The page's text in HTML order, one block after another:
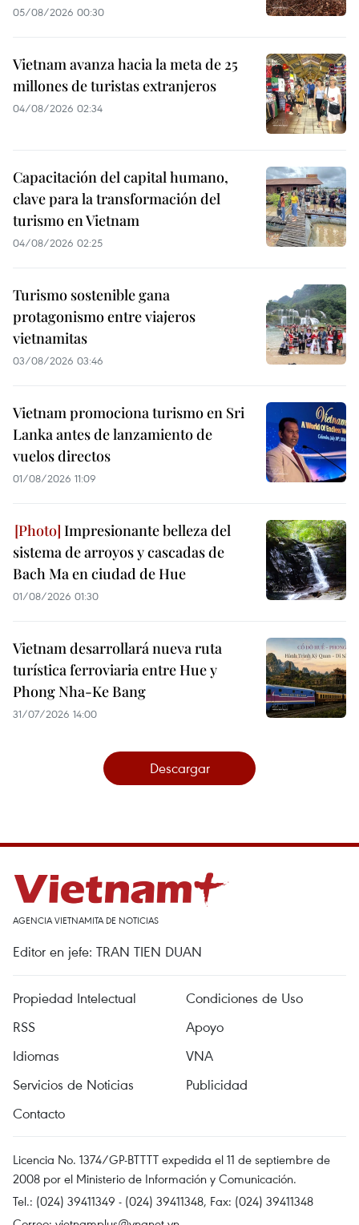
05/08/2026 00:30
Vietnam avanza hacia la meta de 25
millones de turistas extranjeros
04/08/2026 02:34
Capacitación del capital humano,
clave para la transformación del
turismo en Vietnam
04/08/2026 02:25
Turismo sostenible gana
protagonismo entre viajeros
vietnamitas
03/08/2026 03:46
Vietnam promociona turismo en Sri
Lanka antes de lanzamiento de
vuelos directos
01/08/2026 11:09
Impresionante belleza del
sistema de arroyos y cascadas de
Bach Ma en ciudad de Hue
01/08/2026 01:30
Vietnam desarrollará nueva ruta
turística ferroviaria entre Hue y
Phong Nha-Ke Bang
31/07/2026 14:00
Descargar
AGENCIA VIETNAMITA DE NOTICIAS
Editor en jefe: TRAN TIEN DUAN
Propiedad Intelectual
Condiciones de Uso
RSS
Apoyo
Idiomas
VNA
Servicios de Noticias
Publicidad
Contacto
Licencia No. 1374/GP-BTTTT expedida el 11 de septiembre de
2008 por el Ministerio de Información y Comunicación.
Tel.: (024) 39411349 - (024) 39411348, Fax: (024) 39411348